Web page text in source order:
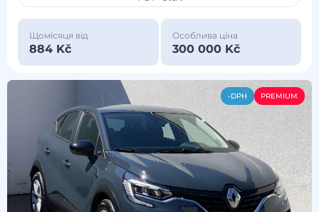
Щомісяця від
884 Kč
Особлива ціна
300 000 Kč
-DPH PREMIUM